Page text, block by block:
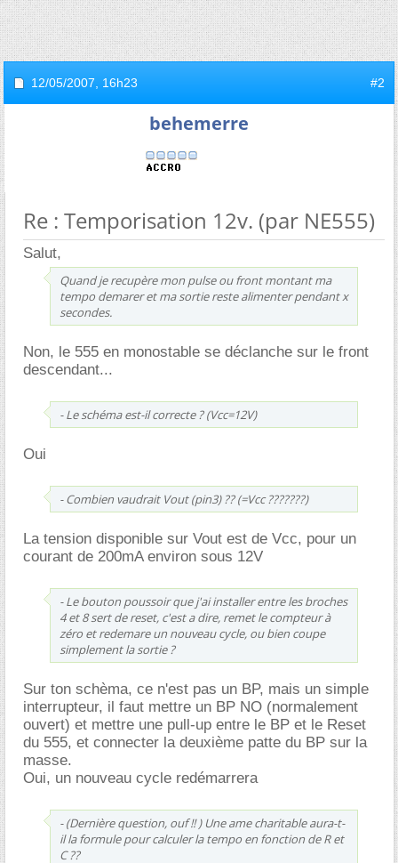
12/05/2007, 16h23 #2
behemerre
Re : Temporisation 12v. (par NE555)
Salut,
Quand je recupère mon pulse ou front montant ma
tempo demarer et ma sortie reste alimenter pendant x
secondes.
Non, le 555 en monostable se déclanche sur le front
descendant...
- Le schéma est-il correcte ? (Vcc=12V)
Oui
- Combien vaudrait Vout (pin3) ?? (=Vcc ???????)
La tension disponible sur Vout est de Vcc, pour un
courant de 200mA environ sous 12V
- Le bouton poussoir que j'ai installer entre les broches
4 et 8 sert de reset, c'est a dire, remet le compteur à
zéro et redemare un nouveau cycle, ou bien coupe
simplement la sortie ?
Sur ton schèma, ce n'est pas un BP, mais un simple
interrupteur, il faut mettre un BP NO (normalement
ouvert) et mettre une pull-up entre le BP et le Reset
du 555, et connecter la deuxième patte du BP sur la
masse.
Oui, un nouveau cycle redémarrera
- (Dernière question, ouf !! ) Une ame charitable aura-t-
il la formule pour calculer la tempo en fonction de R et
C ??